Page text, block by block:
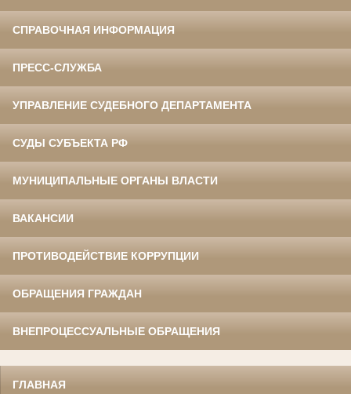
СПРАВОЧНАЯ ИНФОРМАЦИЯ
ПРЕСС-СЛУЖБА
УПРАВЛЕНИЕ СУДЕБНОГО ДЕПАРТАМЕНТА
СУДЫ СУБЪЕКТА РФ
МУНИЦИПАЛЬНЫЕ ОРГАНЫ ВЛАСТИ
ВАКАНСИИ
ПРОТИВОДЕЙСТВИЕ КОРРУПЦИИ
ОБРАЩЕНИЯ ГРАЖДАН
ВНЕПРОЦЕССУАЛЬНЫЕ ОБРАЩЕНИЯ
ГЛАВНАЯ